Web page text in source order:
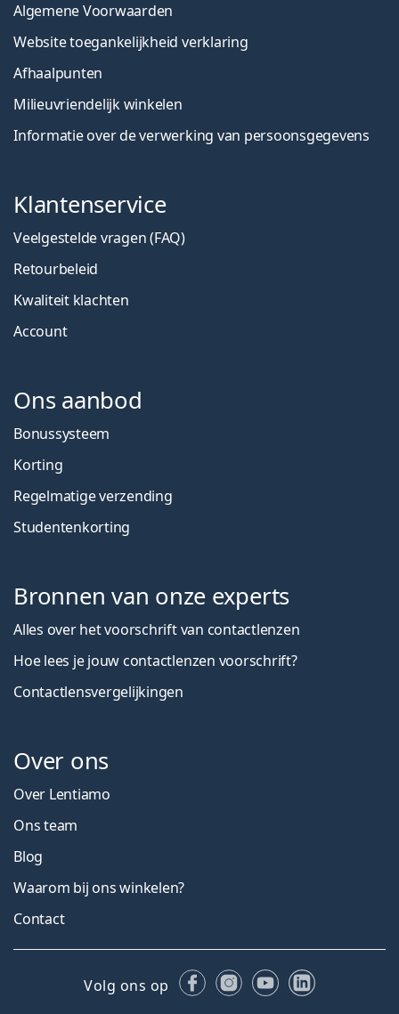
Algemene Voorwaarden
Website toegankelijkheid verklaring
Afhaalpunten
Milieuvriendelijk winkelen
Informatie over de verwerking van persoonsgegevens
Klantenservice
Veelgestelde vragen (FAQ)
Retourbeleid
Kwaliteit klachten
Account
Ons aanbod
Bonussysteem
Korting
Regelmatige verzending
Studentenkorting
Bronnen van onze experts
Alles over het voorschrift van contactlenzen
Hoe lees je jouw contactlenzen voorschrift?
Contactlensvergelijkingen
Over ons
Over Lentiamo
Ons team
Blog
Waarom bij ons winkelen?
Contact
Volg ons op FacebookInstagram
YouTubeLinkedIn